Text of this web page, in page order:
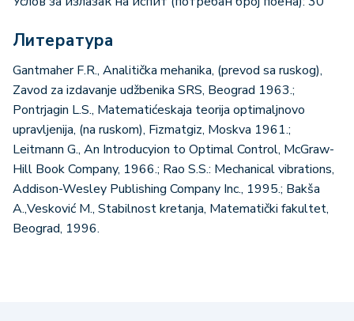
Литература
Gantmaher F.R., Analitička mehanika, (prevod sa ruskog),
Zavod za izdavanje udžbenika SRS, Beograd 1963.;
Pontrjagin L.S., Matematićeskaja teorija optimaljnovo
upravljenija, (na ruskom), Fizmatgiz, Moskva 1961.;
Leitmann G., An Introducyion to Optimal Control, McGraw-
Hill Book Company, 1966.; Rao S.S.: Mechanical vibrations,
Addison-Wesley Publishing Company Inc., 1995.; Bakša
А.,Vesković M., Stabilnost kretanja, Matematički fakultet,
Beograd, 1996.